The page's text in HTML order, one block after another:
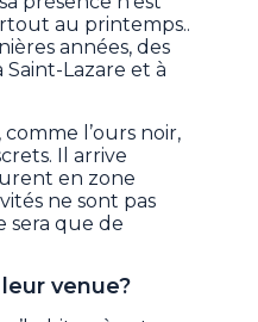
au printemps..
années, des
Lazare et à
comme l’ours noir,
Il arrive
en zone
ne sont pas
sera que de
venue?